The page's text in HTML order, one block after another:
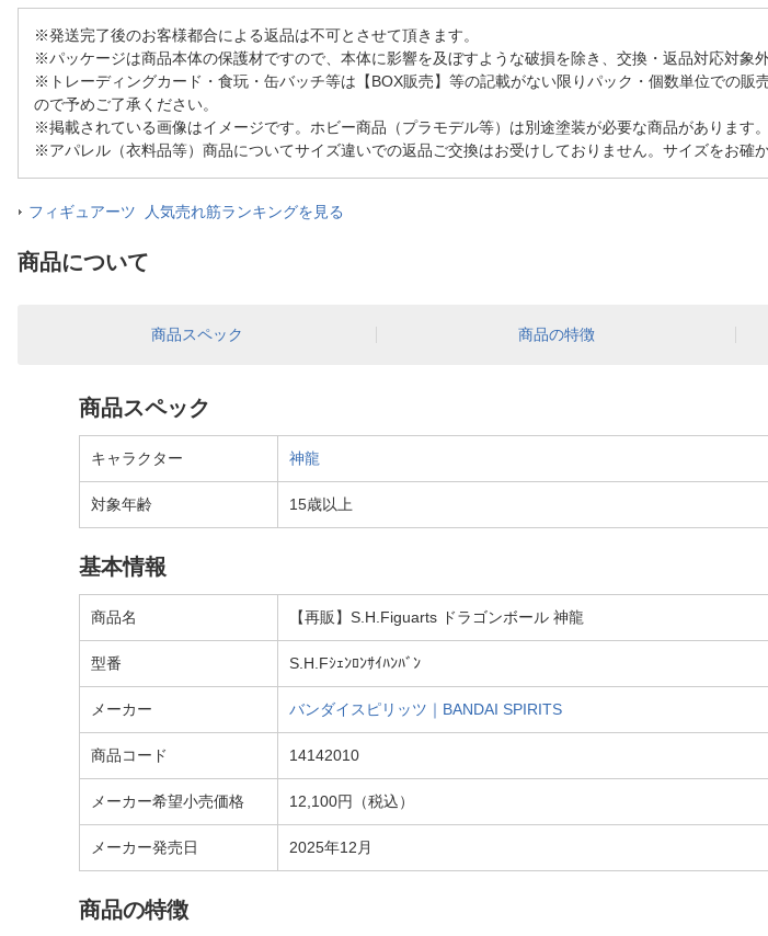
※発送完了後のお客様都合による返品は不可とさせて頂きます。
※パッケージは商品本体の保護材ですので、本体に影響を及ぼすような破損を除き、交換・返品対応対象
※トレーディングカード・食玩・缶バッチ等は【BOX販売】等の記載がない限りパック・個数単位での
ので予めご了承ください。
※掲載されている画像はイメージです。ホビー商品（プラモデル等）は別途塗装が必要な商品があります。
※アパレル（衣料品等）商品についてサイズ違いでの返品ご交換はお受けしておりません。サイズをお確
フィギュアーツ 人気売れ筋ランキングを見る
商品について
商品スペック 商品の特徴
商品スペック
キャラクター 神龍
対象年齢 15歳以上
基本情報
商品名 【再販】S.H.Figuarts ドラゴンボール 神龍
型番 S.H.Fｼｪﾝﾛﾝｻｲﾊﾝﾊﾞﾝ
メーカー バンダイスピリッツ｜BANDAI SPIRITS
商品コード 14142010
メーカー希望小売価格 12,100円（税込）
メーカー発売日 2025年12月
商品の特徴